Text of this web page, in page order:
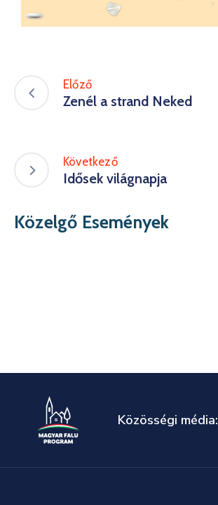
Előző
Zenél a strand Neked
Következő
Idősek világnapja
Közelgő Események
Közösségi média: